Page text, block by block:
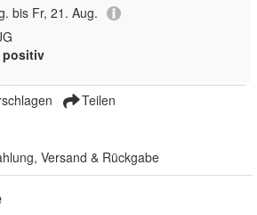
bis Fr, 21. Aug.
positiv
Teilen
Versand & Rückgabe